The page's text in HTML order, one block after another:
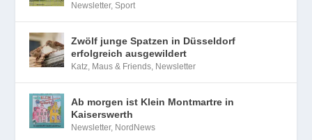
Newsletter,Sport
Zwölf junge Spatzen in Düsseldorf
erfolgreich ausgewildert
Katz, Maus & Friends, Newsletter
Ab morgen ist Klein Montmartre in
Kaiserswerth
Newsletter, NordNews